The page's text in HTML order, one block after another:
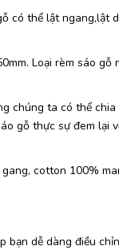
có thể lật ngang,lật
Loại rèm sáo
chúng ta có thể
gỗ thực sự đem lại
cotton 100%
dễ dàng điều